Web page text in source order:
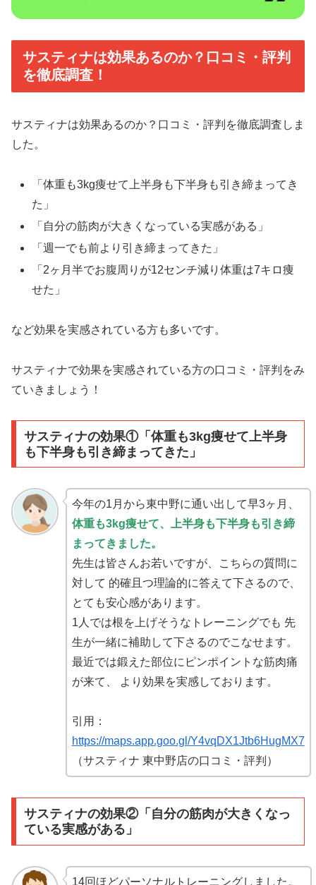
サスティナは効果あるのか？口コミ・評判
を徹底調査！
サスティナは効果あるのか？口コミ・評判を徹底調査しま
した。
「体重も3kg痩せて上半身も下半身も引き締まってき
た」
「自分の筋肉が大きくなっている実感がある」
「週一でも前より引き締まってきた」
「2ヶ月半でお腹周りが12センチ減り体重は7キロ痩
せた」
など効果を実感されている方も多いです。
サスティナで効果を実感されている方の口コミ・評判をみ
ていきましょう！
サスティナの効果①「体重も3kg痩せて上半身
も下半身も引き締まってきた」
今年の1月から東中野に通い出して早3ヶ月、
体重も3kg痩せて、上半身も下半身も引き締
まってきました。
先生は皆さんお若いですが、こちらの質問に
対して 的確且つ理論的に答えて下さるので、
とても安心感があります。
1人では根を上げそうなトレーニングでも 先
生が一緒に補助して下さるのでこなせます。
最近では鍛えた部位にピンポイントな筋肉痛
が来て、 より効果を実感しております。
引用：
https://maps.app.goo.gl/Y4vqDX1Jtb6HugMX7
（サスティナ 東中野店の口コミ・評判）
サスティナの効果②「自分の筋肉が大きくなっ
ている実感がある」
14回ほどパーソナルトレーニングしました。